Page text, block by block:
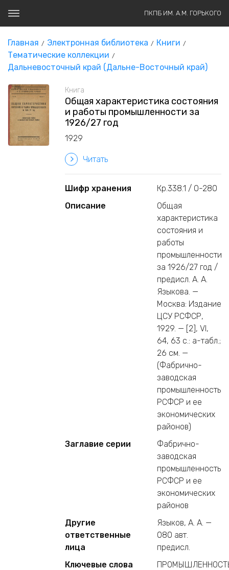
ПКПБ ИМ. А.М. ГОРЬКОГО
Главная Электронная библиотека
Книги
Тематические коллекции
Дальневосточный край (Дальне-Восточный край)
Книга
Общая характеристика состояния
и работы промышленности за
1926/27 год
1929
Читать
Шифр хранения
Кр.338.1 / О-280
Описание
Общая
характеристика
состояния и
работы
промышленности
за 1926/27 год /
предисл. А. А.
Языкова. —
Москва: Издание
ЦСУ РСФСР,
1929. — [2], VI,
64, 63 c.: a-табл.;
26 см. —
(Фабрично-
заводская
промышленность
РСФСР и ее
экономических
районов)
Заглавие серии
Фабрично-
заводская
промышленность
РСФСР и ее
экономических
районов
Другие
ответственные
лица
Языков, А. А. —
080 авт.
предисл.
Ключевые слова